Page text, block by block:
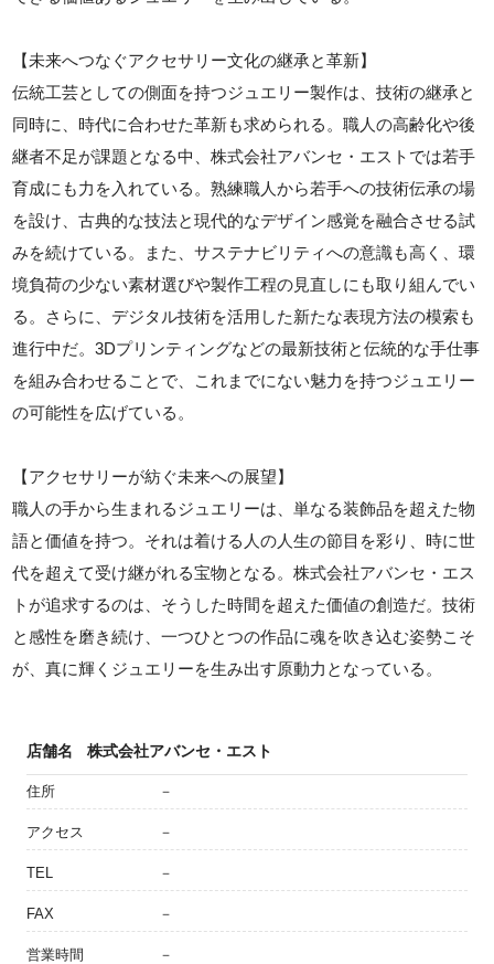
【未来へつなぐアクセサリー文化の継承と革新】
伝統工芸としての側面を持つジュエリー製作は、技術の継承と
同時に、時代に合わせた革新も求められる。職人の高齢化や後
継者不足が課題となる中、株式会社アバンセ・エストでは若手
育成にも力を入れている。熟練職人から若手への技術伝承の場
を設け、古典的な技法と現代的なデザイン感覚を融合させる試
みを続けている。また、サステナビリティへの意識も高く、環
境負荷の少ない素材選びや製作工程の見直しにも取り組んでい
る。さらに、デジタル技術を活用した新たな表現方法の模索も
進行中だ。3Dプリンティングなどの最新技術と伝統的な手仕事
を組み合わせることで、これまでにない魅力を持つジュエリー
の可能性を広げている。
【アクセサリーが紡ぐ未来への展望】
職人の手から生まれるジュエリーは、単なる装飾品を超えた物
語と価値を持つ。それは着ける人の人生の節目を彩り、時に世
代を超えて受け継がれる宝物となる。株式会社アバンセ・エス
トが追求するのは、そうした時間を超えた価値の創造だ。技術
と感性を磨き続け、一つひとつの作品に魂を吹き込む姿勢こそ
が、真に輝くジュエリーを生み出す原動力となっている。
店舗名 株式会社アバンセ・エスト
住所 －
アクセス －
TEL －
FAX －
営業時間 －